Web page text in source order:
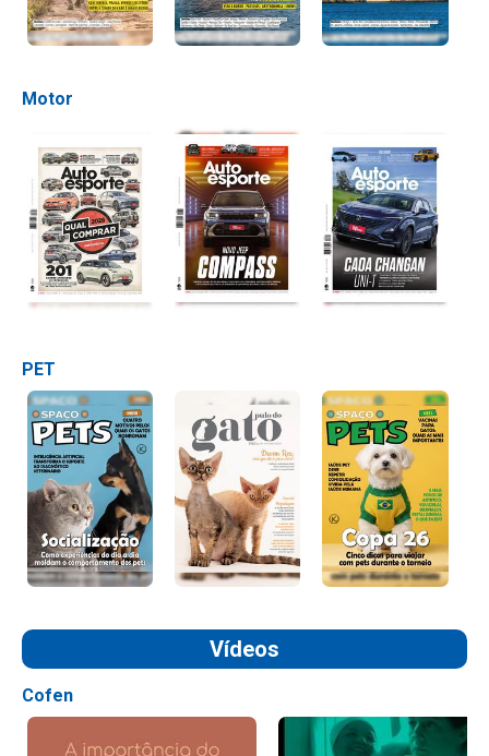
Motor
PET
Vídeos
Cofen